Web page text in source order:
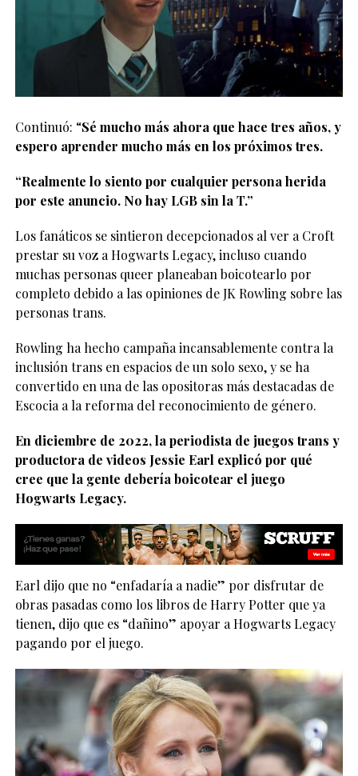
Continuó: “Sé mucho más ahora que hace tres años, y
espero aprender mucho más en los próximos tres.
“Realmente lo siento por cualquier persona herida
por este anuncio. No hay LGB sin la T.”
Los fanáticos se sintieron decepcionados al ver a Croft
prestar su voz a Hogwarts Legacy, incluso cuando
muchas personas queer planeaban boicotearlo por
completo debido a las opiniones de JK Rowling sobre las
personas trans.
Rowling ha hecho campaña incansablemente contra la
inclusión trans en espacios de un solo sexo, y se ha
convertido en una de las opositoras más destacadas de
Escocia a la reforma del reconocimiento de género.
En diciembre de 2022, la periodista de juegos trans y
productora de videos Jessie Earl explicó por qué
cree que la gente debería boicotear el juego
Hogwarts Legacy.
Earl dijo que no “enfadaría a nadie” por disfrutar de
obras pasadas como los libros de Harry Potter que ya
tienen, dijo que es “dañino” apoyar a Hogwarts Legacy
pagando por el juego.